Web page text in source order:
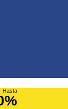
Hasta